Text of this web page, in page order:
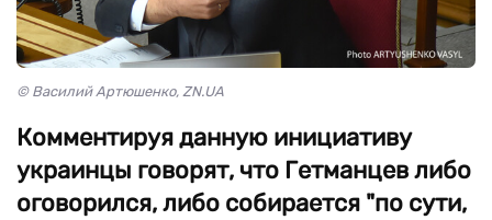
© Василий Артюшенко, ZN.UA
Комментируя данную инициативу
украинцы говорят, что Гетманцев либо
оговорился, либо собирается "по сути,